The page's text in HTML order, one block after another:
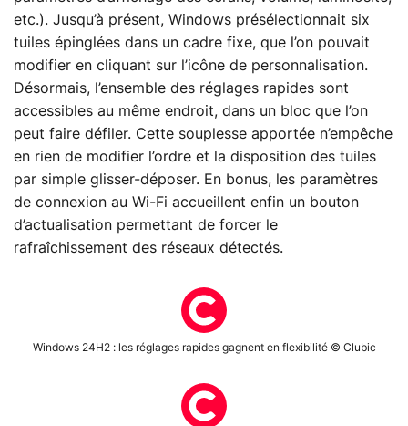
etc.). Jusqu’à présent, Windows présélectionnait six
tuiles épinglées dans un cadre fixe, que l’on pouvait
modifier en cliquant sur l’icône de personnalisation.
Désormais, l’ensemble des réglages rapides sont
accessibles au même endroit, dans un bloc que l’on
peut faire défiler. Cette souplesse apportée n’empêche
en rien de modifier l’ordre et la disposition des tuiles
par simple glisser-déposer. En bonus, les paramètres
de connexion au Wi-Fi accueillent enfin un bouton
d’actualisation permettant de forcer le
rafraîchissement des réseaux détectés.
Windows 24H2 : les réglages rapides gagnent en flexibilité © Clubic